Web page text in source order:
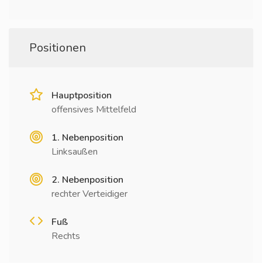
Positionen
Hauptposition
offensives Mittelfeld
1. Nebenposition
Linksaußen
2. Nebenposition
rechter Verteidiger
Fuß
Rechts